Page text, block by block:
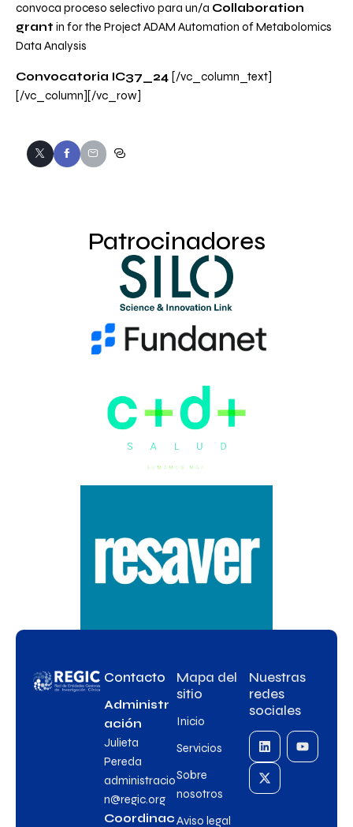
convoca proceso selectivo para un/a Collaboration
grant in for the ProjectADAM Automation of Metabolomics
Data Analysis
Convocatoria IC37_24 [/vc_column_text]
[/vc_column][/vc_row]
Patrocinadores
Contacto
Administr
ación
Julieta
Pereda
administracio
n@regic.org
Coordinac
Mapa del
sitio
Inicio
Servicios
Sobre
nosotros
Aviso legal
Nuestras
redes
sociales